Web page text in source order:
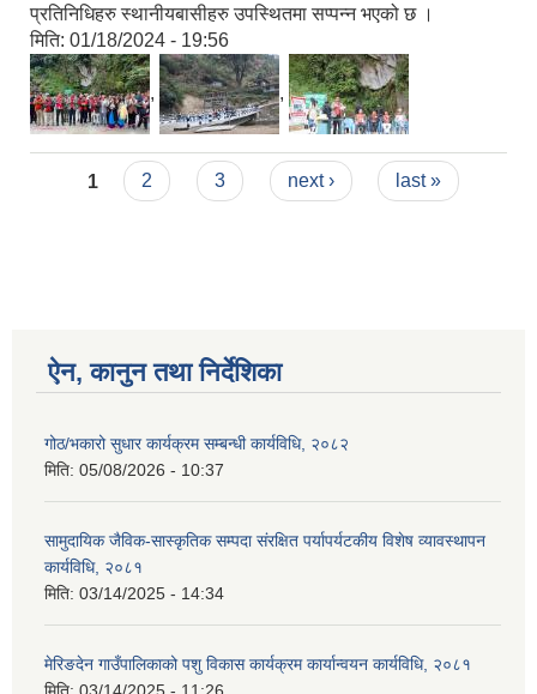
प्रतिनिधिहरु स्थानीयबासीहरु उपस्थितमा सप्पन्न भएको छ ।
मिति: 01/18/2024 - 19:56
, ,
Pages
1 2 3 next › last »
ऐन, कानुन तथा निर्देशिका
गोठ/भकारो सुधार कार्यक्रम सम्बन्धी कार्यविधि, २०८२
मिति: 05/08/2026 - 10:37
सामुदायिक जैविक-सास्कृतिक सम्पदा संरक्षित पर्यापर्यटकीय विशेष व्यावस्थापन
कार्यविधि, २०८१
मिति: 03/14/2025 - 14:34
मेरिङदेन गाउँपालिकाको पशु विकास कार्यक्रम कार्यान्वयन कार्यविधि, २०८१